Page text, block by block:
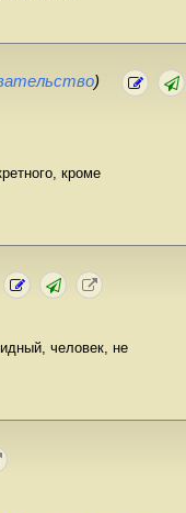
)
кроме
человек, не